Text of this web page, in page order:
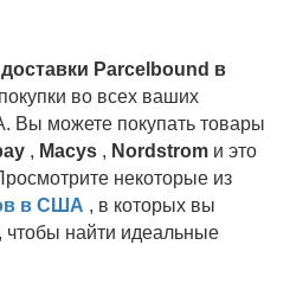
Parcelbound в
во всех ваших
можете покупать товары
, Macys , Nordstrom и это
некоторые из
в США , в которых вы
чтобы найти идеальные